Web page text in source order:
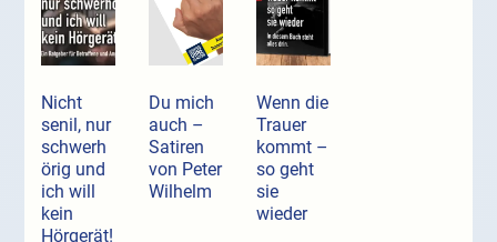
Nicht
senil, nur
schwerh
örig und
ich will
kein
Hörgerät!
Du mich
auch –
Satiren
von Peter
Wilhelm
Wenn die
Trauer
kommt –
so geht
sie
wieder